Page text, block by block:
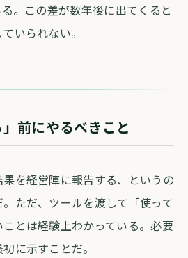
。この差が数年後に出てくると
いられない。
」前にやるべきこと
を経営陣に報告する、というの
ただ、ツールを渡して「使って
とは経験上わかっている。必要
に示すことだ。